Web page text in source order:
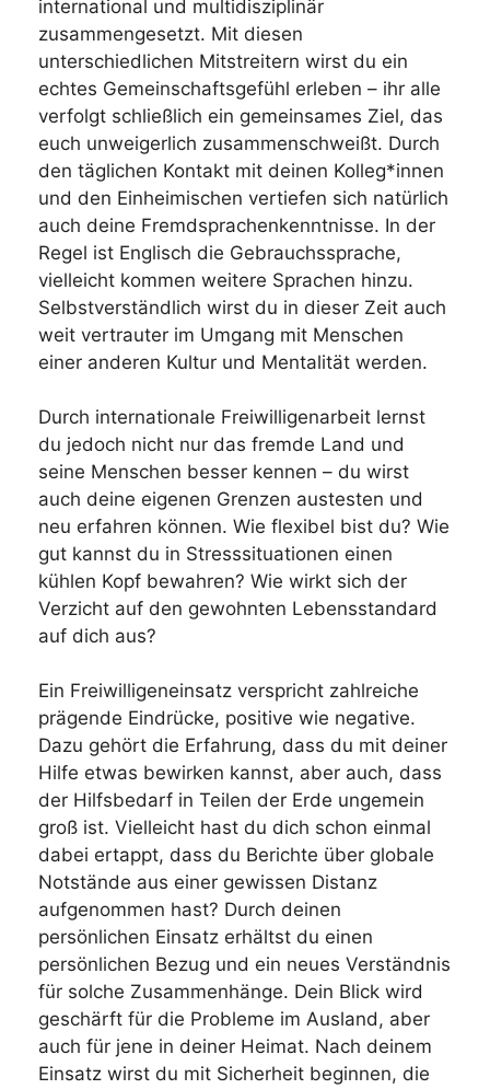
international und multidisziplinär
zusammengesetzt. Mit diesen
unterschiedlichen Mitstreitern wirst du ein
echtes Gemeinschaftsgefühl erleben – ihr alle
verfolgt schließlich ein gemeinsames Ziel, das
euch unweigerlich zusammenschweißt. Durch
den täglichen Kontakt mit deinen Kolleg*innen
und den Einheimischen vertiefen sich natürlich
auch deine Fremdsprachenkenntnisse. In der
Regel ist Englisch die Gebrauchssprache,
vielleicht kommen weitere Sprachen hinzu.
Selbstverständlich wirst du in dieser Zeit auch
weit vertrauter im Umgang mit Menschen
einer anderen Kultur und Mentalität werden.
Durch internationale Freiwilligenarbeit lernst
du jedoch nicht nur das fremde Land und
seine Menschen besser kennen – du wirst
auch deine eigenen Grenzen austesten und
neu erfahren können. Wie flexibel bist du? Wie
gut kannst du in Stresssituationen einen
kühlen Kopf bewahren? Wie wirkt sich der
Verzicht auf den gewohnten Lebensstandard
auf dich aus?
Ein Freiwilligeneinsatz verspricht zahlreiche
prägende Eindrücke, positive wie negative.
Dazu gehört die Erfahrung, dass du mit deiner
Hilfe etwas bewirken kannst, aber auch, dass
der Hilfsbedarf in Teilen der Erde ungemein
groß ist. Vielleicht hast du dich schon einmal
dabei ertappt, dass du Berichte über globale
Notstände aus einer gewissen Distanz
aufgenommen hast? Durch deinen
persönlichen Einsatz erhältst du einen
persönlichen Bezug und ein neues Verständnis
für solche Zusammenhänge. Dein Blick wird
geschärft für die Probleme im Ausland, aber
auch für jene in deiner Heimat. Nach deinem
Einsatz wirst du mit Sicherheit beginnen, die